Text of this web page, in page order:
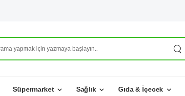
Süpermarket Sağlık Gıda & İçecek